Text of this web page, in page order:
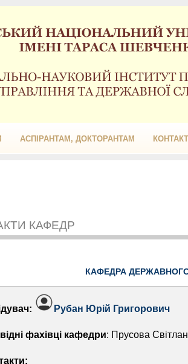
АСПІРАНТАМ, ДОКТОРАНТАМ
КАФЕДР
КАФЕДРА
Рубан Юрій Григорович
фахівці кафедри: Прусова
: